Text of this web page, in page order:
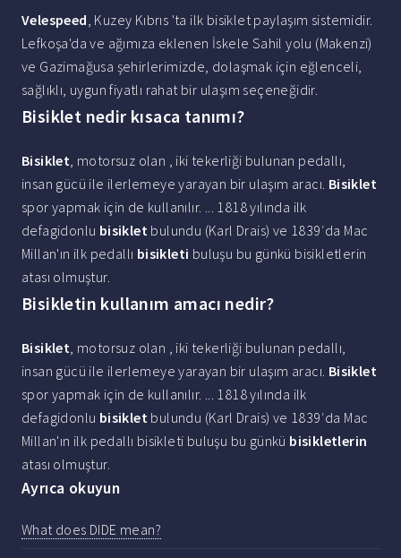
Velespeed, Kuzey Kıbrıs 'ta ilk bisiklet paylaşım sistemidir.
Lefkoşa'da ve ağımıza eklenen İskele Sahil yolu (Makenzi)
ve Gazimağusa şehirlerimizde, dolaşmak için eğlenceli,
sağlıklı, uygun fiyatlı rahat bir ulaşım seçeneğidir.
Bisiklet nedir kısaca tanımı?
Bisiklet, motorsuz olan , iki tekerliği bulunan pedallı,
insan gücü ile ilerlemeye yarayan bir ulaşım aracı. Bisiklet
spor yapmak için de kullanılır. ... 1818 yılında ilk
defagidonlu bisiklet bulundu (Karl Drais) ve 1839′da Mac
Millan'ın ilk pedallı bisikleti buluşu bu günkü bisikletlerin
atası olmuştur.
Bisikletin kullanım amacı nedir?
Bisiklet, motorsuz olan , iki tekerliği bulunan pedallı,
insan gücü ile ilerlemeye yarayan bir ulaşım aracı. Bisiklet
spor yapmak için de kullanılır. ... 1818 yılında ilk
defagidonlu bisiklet bulundu (Karl Drais) ve 1839′da Mac
Millan'ın ilk pedallı bisikleti buluşu bu günkü bisikletlerin
atası olmuştur.
Ayrıca okuyun
What does DIDE mean?